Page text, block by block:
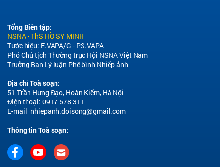
Tổng Biên tập:
NSNA - ThS HỒ SỸ MINH
Tước hiệu: E.VAPA/G - PS.VAPA
Phó Chủ tịch Thường trực Hội NSNA Việt Nam
Trưởng Ban Lý luận Phê bình Nhiếp ảnh
Địa chỉ Toà soạn:
51 Trần Hưng Đạo, Hoàn Kiếm, Hà Nội
Điện thoại: 0917 578 311
E-mail: nhiepanh.doisong@gmail.com
Thông tin Toà soạn: